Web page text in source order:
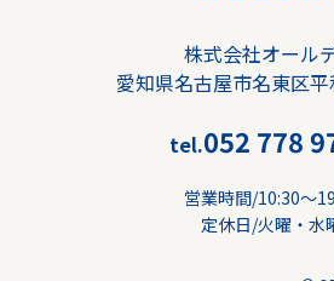
株式会社オール
愛知県名古屋市名東区
tel.052 778
営業時間/10:30〜
定休日/火曜・水